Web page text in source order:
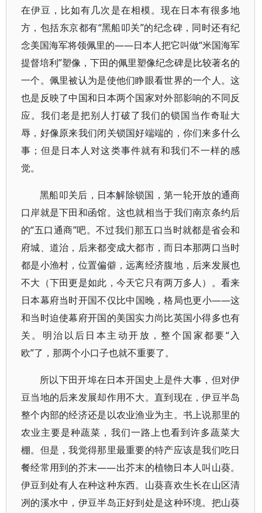
在伊豆，比如有几次是在相模。现在日本有很多地
方，包括东京都有“黑船叩关”的纪念碑，同时还有纪
念美国海军将领佩里的——日本人把它叫做“米国海军
提督培利”塑像，下田的佩里塑像纪念碑是比较著名的
一个。佩里被认为是使他们睁眼看世界的一个人。这
也是反映了中国和日本两个国家对外部影响的不同反
应。我们老是把别人打破了我们的锁国当作奇耻大
辱，好像原来我们闭关锁国好端端的，你们来多什么
事；但是日本人对这类事件就有和我们不一样的感
觉。
黑船叩关后，日本解除锁国，第一轮开放的通商
口岸就是下田和函馆。这也就相当于我们南京条约后
的“五口通商”吧。不过我们那五口当时就都是省会和
府城、道治，后来都变成大都市，而日本那两口当时
都是小渔村，位置偏僻，远离经济腹地，后来发展也
不大（下田更是如此，今天它只有两万多人）。看来
日本幕府当时开国不仅比中国晚，格局也更小——这
和当时迫使幕府开国的美国实力尚比英国小得多也有
关。明治以后日本主动开放，整个国家都要“入
欧”了，那两个小口子也就不重要了。
所以下田开埠在日本开国史上是件大事，但对伊
豆当地的后来发展却作用不大。直到现在，伊豆半岛
整个内部的经济还是以农业渔业为主。书上说那里的
农业主要是种蔬菜，我们一路上也看到许多蔬菜大
棚。但是，我觉得那里最重要的特产应该是我们吃日
餐经常用到的芥末——出芥末的植物日本人叫山葵。
伊豆到处有人在种这种东西。山葵喜欢生长在山区清
冽的溪水中，伊豆半岛正好到处是这种环境。把山葵